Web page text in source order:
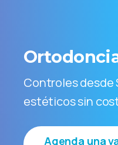
Controles desde
estéticos sin
Agenda una